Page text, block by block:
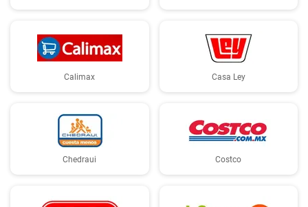
Calimax Casa Ley
Chedraui Costco